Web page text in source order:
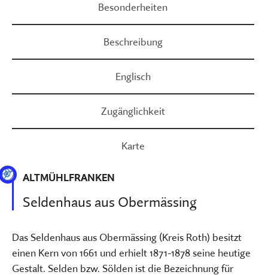
Besonderheiten
Beschreibung
Englisch
Zugänglichkeit
Karte
Seldenhaus aus Obermässing
ALTMÜHLFRANKEN
Das Seldenhaus aus Obermässing (Kreis Roth) besitzt
einen Kern von 1661 und erhielt 1871-1878 seine heutige
Gestalt. Selden bzw. Sölden ist die Bezeichnung für